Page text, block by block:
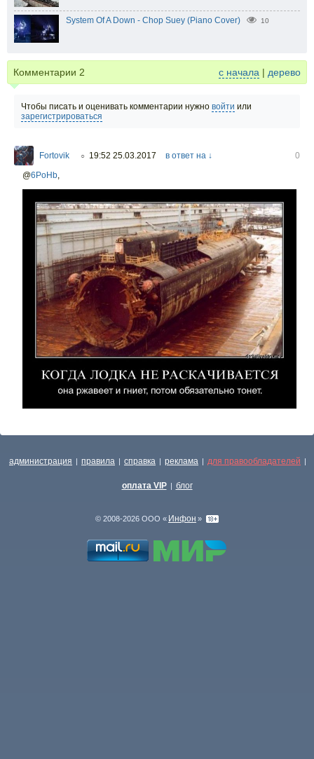
System Of A Down - Chop Suey (Piano Cover) 10
Комментарии 2 с начала | дерево
Чтобы писать и оценивать комментарии нужно войти или
зарегистрироваться
Fortovik ○ 19:52 25.03.2017 в ответ на ↓
0
@6PoHb,
администрация | правила | справка | реклама | для правообладателей |
оплата VIP | блог
© 2008-2026 ООО « Инфон »